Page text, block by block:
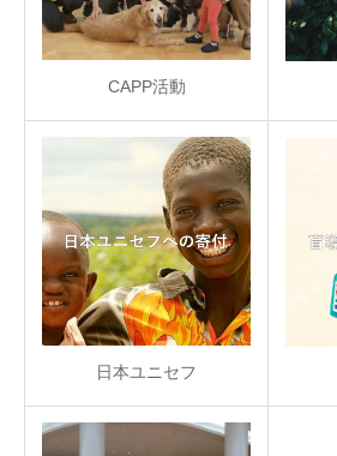
CAPP活動
日本ユニセフ